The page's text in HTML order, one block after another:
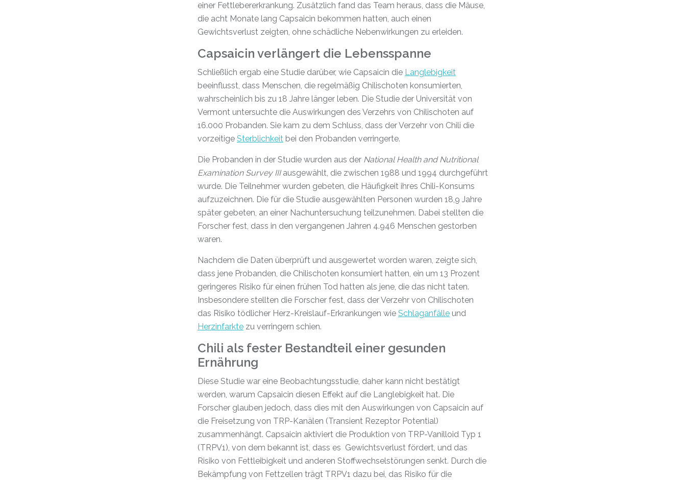
einer Fettlebererkrankung. Zusätzlich fand das Team heraus, dass die Mäuse,
die acht Monate lang Capsaicin bekommen hatten, auch einen
Gewichtsverlust zeigten, ohne schädliche Nebenwirkungen zu erleiden.
Capsaicin verlängert die Lebensspanne
Schließlich ergab eine Studie darüber, wie Capsaicin die Langlebigkeit
beeinflusst, dass Menschen, die regelmäßig Chilischoten konsumierten,
wahrscheinlich bis zu 18 Jahre länger leben. Die Studie der Universität von
Vermont untersuchte die Auswirkungen des Verzehrs von Chilischoten auf
16.000 Probanden. Sie kam zu dem Schluss, dass der Verzehr von Chili die
vorzeitige Sterblichkeit bei den Probanden verringerte.
Die Probanden in der Studie wurden aus der National Health and Nutritional
Examination Survey IIIausgewählt, die zwischen 1988 und 1994 durchgeführt
wurde. Die Teilnehmer wurden gebeten, die Häufigkeit ihres Chili-Konsums
aufzuzeichnen. Die für die Studie ausgewählten Personen wurden 18,9 Jahre
später gebeten, an einer Nachuntersuchung teilzunehmen. Dabei stellten die
Forscher fest, dass in den vergangenen Jahren 4.946 Menschen gestorben
waren.
Nachdem die Daten überprüft und ausgewertet worden waren, zeigte sich,
dass jene Probanden, die Chilischoten konsumiert hatten, ein um 13 Prozent
geringeres Risiko für einen frühen Tod hatten als jene, die das nicht taten.
Insbesondere stellten die Forscher fest, dass der Verzehr von Chilischoten
das Risiko tödlicher Herz-Kreislauf-Erkrankungen wie Schlaganfälle und
Herzinfarkte zu verringern schien.
Chili als fester Bestandteil einer gesunden
Ernährung
Diese Studie war eine Beobachtungsstudie, daher kann nicht bestätigt
werden, warum Capsaicin diesen Effekt auf die Langlebigkeit hat. Die
Forscher glauben jedoch, dass dies mit den Auswirkungen von Capsaicin auf
die Freisetzung von TRP-Kanälen (Transient Rezeptor Potential)
zusammenhängt. Capsaicin aktiviert die Produktion von TRP-Vanilloid Typ 1
(TRPV1), von dem bekannt ist, dass es Gewichtsverlust fördert, und das
Risiko von Fettleibigkeit und anderen Stoffwechselstörungen senkt. Durch die
Bekämpfung von Fettzellen trägt TRPV1 dazu bei, das Risiko für die